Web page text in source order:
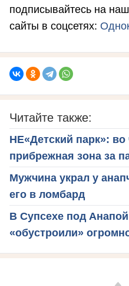
подписывайтесь на наш
сайты в соцсетях:
Читайте также:
НЕ«Детский парк»: во
прибрежная зона за
Мужчина украл у
его в ломбард
В Супсехе под
«обустроили»